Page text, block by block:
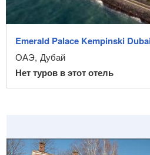
Emerald Palace Kempinski
ОАЭ, Дубай
Нет туров в этот отель